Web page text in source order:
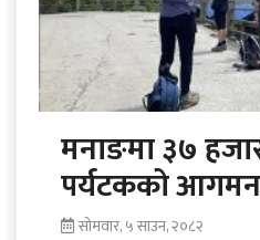
मनाङमा ३७
पर्यटकको आगमन
सोमवार, ५ साउन, २०८२